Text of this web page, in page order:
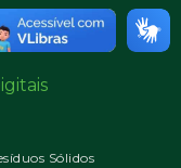
Sólidos